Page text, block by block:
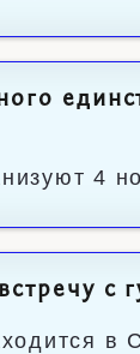
4
с
в